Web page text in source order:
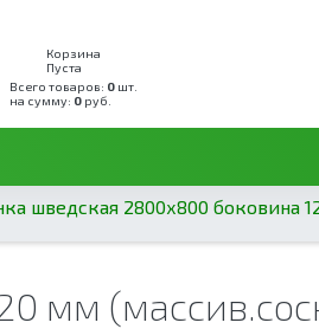
Корзина
Пуста
Всего товаров: 0 шт.
на сумму: 0 руб.
шведская 2800х800 боковина
мм